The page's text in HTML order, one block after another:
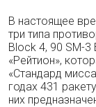
В настоящее
три типа
Block 4, 90 SM-
«Рейтион»,
«Стандард
годах 431
них